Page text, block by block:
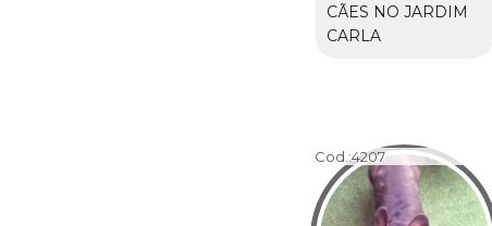
CÃES NO JARDIM
CARLA
Cod.:4207